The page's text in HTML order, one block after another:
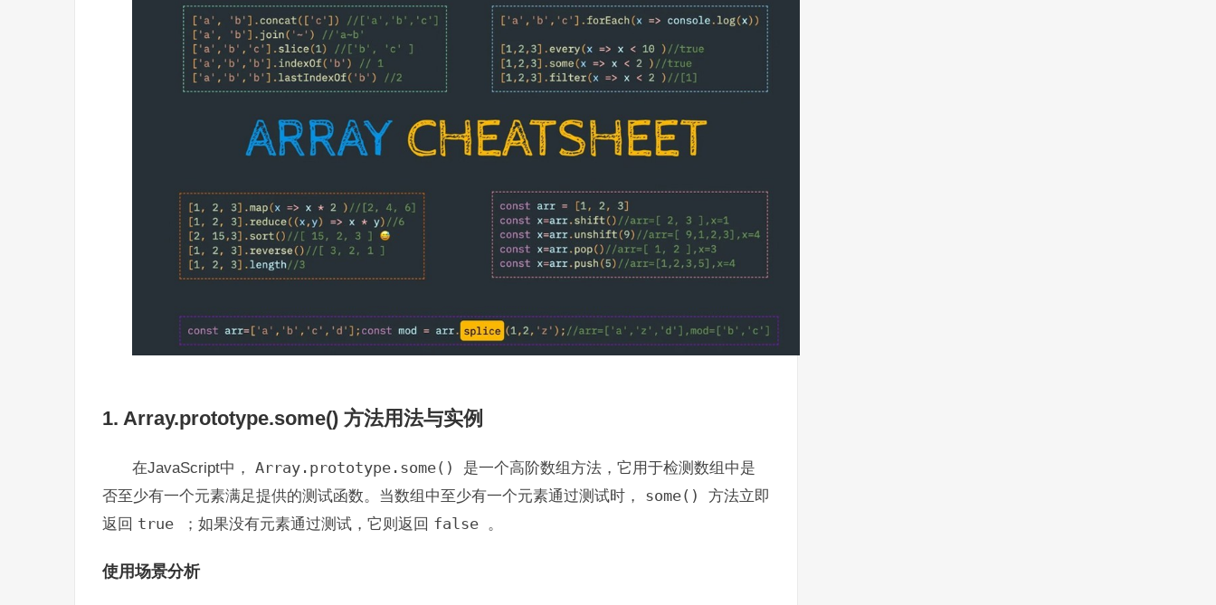
1. Array.prototype.some() 方法用法与实例
在JavaScript中， Array.prototype.some() 是一个高阶数组方法，它用于检测数组中是
否至少有一个元素满足提供的测试函数。当数组中至少有一个元素通过测试时， some() 方法立即
返回 true ；如果没有元素通过测试，它则返回 false 。
使用场景分析